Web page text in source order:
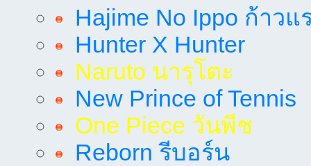
Hajime No Ippo ก้าวแ
Hunter X Hunter
Naruto นารุโตะ
New Prince of Tennis
One Piece วันพีช
Reborn รีบอร์น